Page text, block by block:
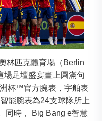
林匹克體育場（Berlin
場足壇盛宴畫上圓滿句
杯™官方腕表，宇舶表
能腕表為24支球隊所上
同時， Big Bang e智慧